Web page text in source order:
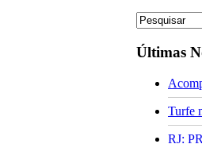
Últimas
Turfe
RJ: